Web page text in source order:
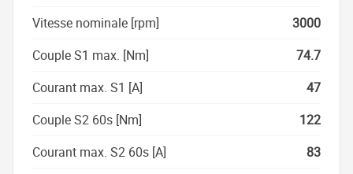
Vitesse nominale [rpm]
3000
Couple S1 max. [Nm]
74.7
Courant max. S1 [A]
47
Couple S2 60s [Nm]
122
Courant max. S2 60s [A]
83